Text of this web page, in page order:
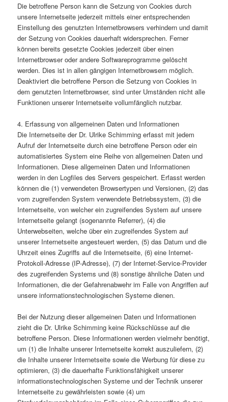
Die betroffene Person kann die Setzung von Cookies durch
unsere Internetseite jederzeit mittels einer entsprechenden
Einstellung des genutzten Internetbrowsers verhindern und damit
der Setzung von Cookies dauerhaft widersprechen. Ferner
können bereits gesetzte Cookies jederzeit über einen
Internetbrowser oder andere Softwareprogramme gelöscht
werden. Dies ist in allen gängigen Internetbrowsern möglich.
Deaktiviert die betroffene Person die Setzung von Cookies in
dem genutzten Internetbrowser, sind unter Umständen nicht alle
Funktionen unserer Internetseite vollumfänglich nutzbar.
4. Erfassung von allgemeinen Daten und Informationen
Die Internetseite der Dr. Ulrike Schimming erfasst mit jedem
Aufruf der Internetseite durch eine betroffene Person oder ein
automatisiertes System eine Reihe von allgemeinen Daten und
Informationen. Diese allgemeinen Daten und Informationen
werden in den Logfiles des Servers gespeichert. Erfasst werden
können die (1) verwendeten Browsertypen und Versionen, (2) das
vom zugreifenden System verwendete Betriebssystem, (3) die
Internetseite, von welcher ein zugreifendes System auf unsere
Internetseite gelangt (sogenannte Referrer), (4) die
Unterwebseiten, welche über ein zugreifendes System auf
unserer Internetseite angesteuert werden, (5) das Datum und die
Uhrzeit eines Zugriffs auf die Internetseite, (6) eine Internet-
Protokoll-Adresse (IP-Adresse), (7) der Internet-Service-Provider
des zugreifenden Systems und (8) sonstige ähnliche Daten und
Informationen, die der Gefahrenabwehr im Falle von Angriffen auf
unsere informationstechnologischen Systeme dienen.
Bei der Nutzung dieser allgemeinen Daten und Informationen
zieht die Dr. Ulrike Schimming keine Rückschlüsse auf die
betroffene Person. Diese Informationen werden vielmehr benötigt,
um (1) die Inhalte unserer Internetseite korrekt auszuliefern, (2)
die Inhalte unserer Internetseite sowie die Werbung für diese zu
optimieren, (3) die dauerhafte Funktionsfähigkeit unserer
informationstechnologischen Systeme und der Technik unserer
Internetseite zu gewährleisten sowie (4) um